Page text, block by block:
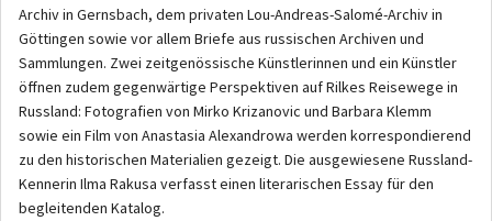
Archiv in Gernsbach, dem privaten Lou-Andreas-Salomé-Archiv in
Göttingen sowie vor allem Briefe aus russischen Archiven und
Sammlungen. Zwei zeitgenössische Künstlerinnen und ein Künstler
öffnen zudem gegenwärtige Perspektiven auf Rilkes Reisewege in
Russland: Fotografien von Mirko Krizanovic und Barbara Klemm
sowie ein Film von Anastasia Alexandrowa werden korrespondierend
zu den historischen Materialien gezeigt. Die ausgewiesene Russland-
Kennerin Ilma Rakusa verfasst einen literarischen Essay für den
begleitenden Katalog.